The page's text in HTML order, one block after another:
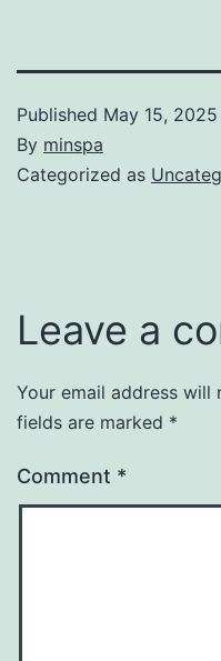
Published May 15, 2025
By minspa
Categorized as
Leave a
Your email address will
fields are marked *
Comment *